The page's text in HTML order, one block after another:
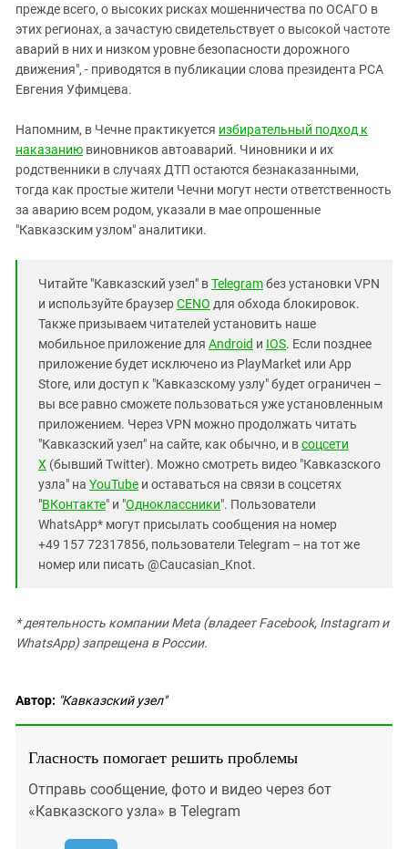
прежде всего, о высоких рисках мошенничества по ОСАГО в
этих регионах, а зачастую свидетельствует о высокой частоте
аварий в них и низком уровне безопасности дорожного
движения", - приводятся в публикации слова президента РСА
Евгения Уфимцева.
Напомним, в Чечне практикуется избирательный подход к
наказанию виновников автоаварий. Чиновники и их
родственники в случаях ДТП остаются безнаказанными,
тогда как простые жители Чечни могут нести ответственность
за аварию всем родом, указали в мае опрошенные
"Кавказским узлом" аналитики.
Читайте "Кавказский узел" вTelegramбез установки VPN
и используйте браузерCENO для обхода блокировок.
Также призываем читателей установить наше
мобильное приложение для Android и IOS. Если позднее
приложение будет исключено из PlayMarket или App
Store, или доступ к "Кавказскому узлу" будет ограничен –
вы все равно сможете пользоваться уже установленным
приложением. Через VPN можно продолжать читать
"Кавказский узел" на сайте, как обычно, и всоцсети
X (бывший Twitter). Можно смотреть видео "Кавказского
узла" на YouTube и оставаться на связи в соцсетях
"ВКонтакте" и "Одноклассники". Пользователи
WhatsApp* могут присылать сообщения на номер
+49 157 72317856, пользователи Telegram – на тот же
номер или писать @Caucasian_Knot.
* деятельность компании Meta (владеет Facebook, Instagram и
WhatsApp) запрещена в России.
Автор: "Кавказский узел"
Гласность помогает решить проблемы
Отправь сообщение, фото и видео через бот
«Кавказского узла» в Telegram